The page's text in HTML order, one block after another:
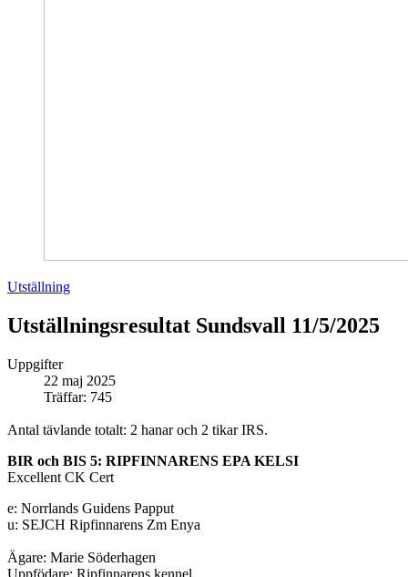
Utställning
Utställningsresultat Sundsvall 11/5/2025
Uppgifter
22 maj 2025
Träffar: 745
Antal tävlande totalt: 2 hanar och 2 tikar IRS.
BIR och BIS 5: RIPFINNARENS EPA KELSI
Excellent CK Cert
e: Norrlands Guidens Papput
u: SEJCH Ripfinnarens Zm Enya
Ägare: Marie Söderhagen